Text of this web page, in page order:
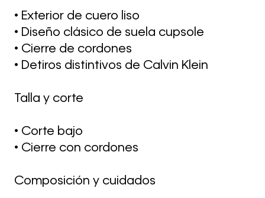
• Exterior de cuero liso
• Diseño clásico de suela cupsole
• Cierre de cordones
• Detiros distintivos de Calvin Klein
Talla y corte
• Corte bajo
• Cierre con cordones
Composición y cuidados